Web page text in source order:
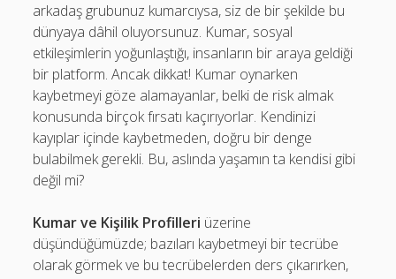
arkadaş grubunuz kumarcıysa, siz de bir şekilde bu
dünyaya dâhil oluyorsunuz. Kumar, sosyal
etkileşimlerin yoğunlaştığı, insanların bir araya geldiği
bir platform. Ancak dikkat! Kumar oynarken
kaybetmeyi göze alamayanlar, belki de risk almak
konusunda birçok fırsatı kaçırıyorlar. Kendinizi
kayıplar içinde kaybetmeden, doğru bir denge
bulabilmek gerekli. Bu, aslında yaşamın ta kendisi gibi
değil mi?
Kumar ve Kişilik Profilleri üzerine
düşündüğümüzde; bazıları kaybetmeyi bir tecrübe
olarak görmek ve bu tecrübelerden ders çıkarırken,